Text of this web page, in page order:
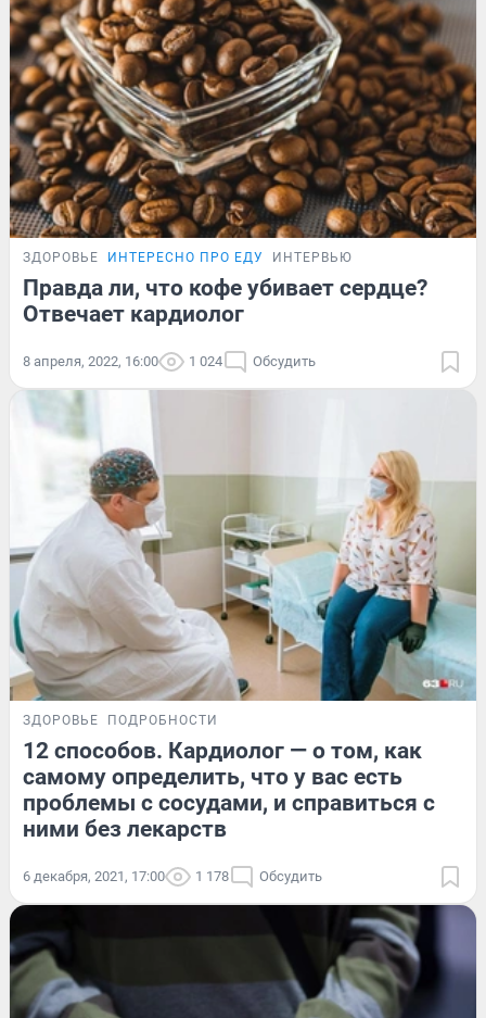
ЗДОРОВЬЕ ИНТЕРЕСНО ПРО ЕДУ ИНТЕРВЬЮ
Правда ли, что кофе убивает сердце?
Отвечает кардиолог
8 апреля, 2022, 16:00 1 024 Обсудить
ЗДОРОВЬЕ ПОДРОБНОСТИ
12 способов. Кардиолог — о том, как
самому определить, что у вас есть
проблемы с сосудами, и справиться с
ними без лекарств
6 декабря, 2021, 17:00 1 178 Обсудить